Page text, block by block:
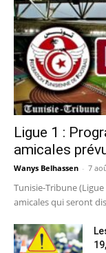
Ligue 1 :
amicales
Wanys Belhassen - 7
Tunisie-Tribune
amicales qui seront